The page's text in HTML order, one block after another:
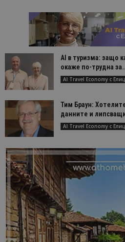
AI в туризма: защо
окаже по-трудна
AI Travel Economy с
Тим Браун:
данните и
AI Travel Economy с